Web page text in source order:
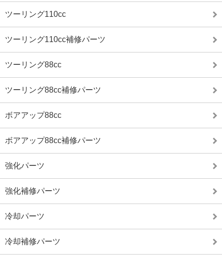
ツーリング110cc
ツーリング110cc補修パーツ
ツーリング88cc
ツーリング88cc補修パーツ
ボアアップ88cc
ボアアップ88cc補修パーツ
強化パーツ
強化補修パーツ
冷却パーツ
冷却補修パーツ